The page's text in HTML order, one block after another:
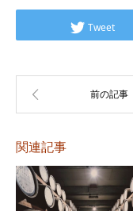
ー
Tweet
関連記事